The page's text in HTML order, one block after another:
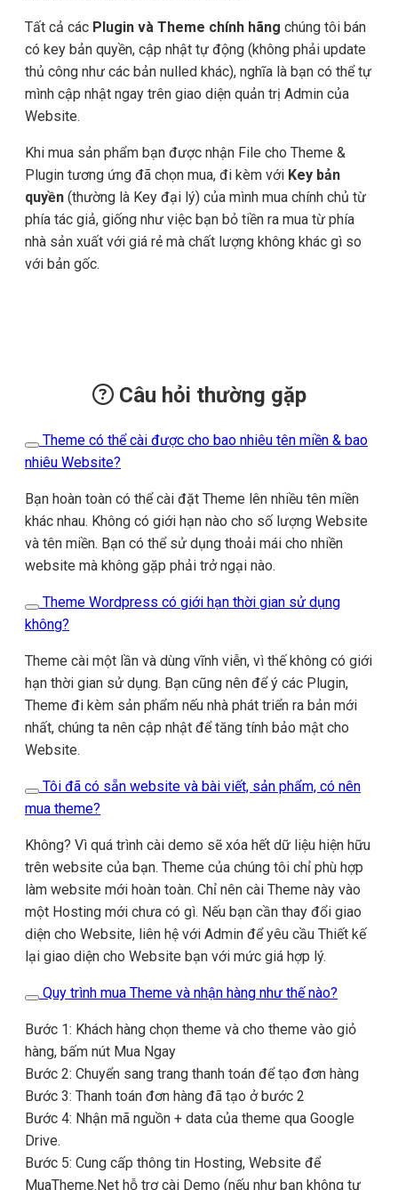
Tất cả các Plugin và Theme chính hãng chúng tôi bán
có key bản quyền, cập nhật tự động (không phải update
thủ công như các bản nulled khác), nghĩa là bạn có thể tự
mình cập nhật ngay trên giao diện quản trị Admin của
Website.
Khi mua sản phẩm bạn được nhận File cho Theme &
Plugin tương ứng đã chọn mua, đi kèm với Key bản
quyền (thường là Key đại lý) của mình mua chính chủ từ
phía tác giả, giống như việc bạn bỏ tiền ra mua từ phía
nhà sản xuất với giá rẻ mà chất lượng không khác gì so
với bản gốc.
Câu hỏi thường gặp
Theme có thể cài được cho bao nhiêu tên miền & bao
nhiêu Website?
Bạn hoàn toàn có thể cài đặt Theme lên nhiều tên miền
khác nhau. Không có giới hạn nào cho số lượng Website
và tên miền. Bạn có thể sử dụng thoải mái cho nhiền
website mà không gặp phải trở ngại nào.
Theme Wordpress có giới hạn thời gian sử dụng
không?
Theme cài một lần và dùng vĩnh viễn, vì thế không có giới
hạn thời gian sử dụng. Bạn cũng nên để ý các Plugin,
Theme đi kèm sản phẩm nếu nhà phát triển ra bản mới
nhất, chúng ta nên cập nhật để tăng tính bảo mật cho
Website.
Tôi đã có sẵn website và bài viết, sản phẩm, có nên
mua theme?
Không? Vì quá trình cài demo sẽ xóa hết dữ liệu hiện hữu
trên website của bạn. Theme của chúng tôi chỉ phù hợp
làm website mới hoàn toàn. Chỉ nên cài Theme này vào
một Hosting mới chưa có gì. Nếu bạn cần thay đổi giao
diện cho Website, liên hệ với Admin để yêu cầu Thiết kế
lại giao diện cho Website bạn với mức giá hợp lý.
Quy trình mua Theme và nhận hàng như thế nào?
Bước 1: Khách hàng chọn theme và cho theme vào giỏ
hàng, bấm nút Mua Ngay
Bước 2: Chuyển sang trang thanh toán để tạo đơn hàng
Bước 3: Thanh toán đơn hàng đã tạo ở bước 2
Bước 4: Nhận mã nguồn + data của theme qua Google
Drive.
Bước 5: Cung cấp thông tin Hosting, Website để
MuaTheme.Net hỗ trợ cài Demo (nếu như bạn không tự